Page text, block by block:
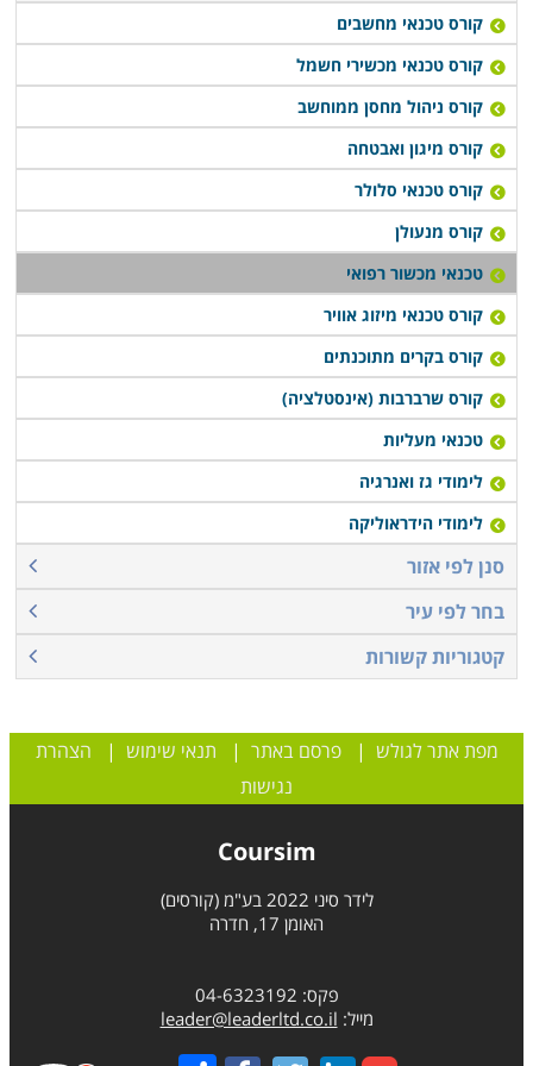
להשתלב במערכות הבריאות הפרטיות והציבוריות השונות,
אפשרויות התעסוקה בתחום הן רבות ומגוונות, שכן ניתן גם
לעסוק בשיווק של מכשור, ולעבור להיבט השיווקי בתחום זה.
בחלק ממוסדות הלימוד גם קיימת מערכת השמת כוח אדם,
ובסיום הקורס מסייעים לתלמידים למצוא מקום תעסוקה
הולם עם שכר גבוה. זהו מקצוע מבוקש, ובכל מערכת
בריאות יש צורך באנשי טכנולוגיה להפעלת המכשור
המקצועי. לימודי קורס טכנאי מכשור רפואי, מתקיימים
במספר מקומות לימוד ברחבי הארץ: חיפה, תל אביב, רמת –
גן, כפר סבא, נתניה ובעוד מקומות לימוד רבים נוספים
אחרים, כך שכל אחד יוכל למצוא קורס זה בקרבת מגוריו.
קורס טכנאי מחשבים
קורס טכנאי מכשירי חשמל
קורס ניהול מחסן ממוחשב
קורס מיגון ואבטחה
קורס טכנאי סלולר
קורס מנעולן
טכנאי מכשור רפואי
קורס טכנאי מיזוג אוויר
קורס בקרים מתוכנתים
קורס שרברבות (אינסטלציה)
טכנאי מעליות
לימודי גז ואנרגיה
לימודי הידראוליקה
סנן לפי אזור
בחר לפי עיר
קטגוריות קשורות
מפת אתר לגולש |פרסם באתר | תנאי שימוש | הצהרת
נגישות
Coursim
לידר סיני 2022 בע"מ (קורסים)
האומן 17, חדרה
פקס: 04-6323192
מייל: leader@leaderltd.co.il